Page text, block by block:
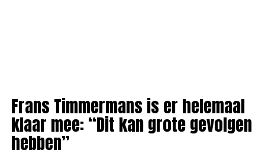
Frans Timmermans is er helemaal
klaar mee: “Dit kan grote gevolgen
hebben”